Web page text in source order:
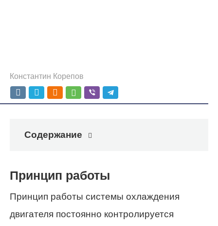
Константин Корепов
Содержание
Принцип работы
Принцип работы системы охлаждения
двигателя постоянно контролируется